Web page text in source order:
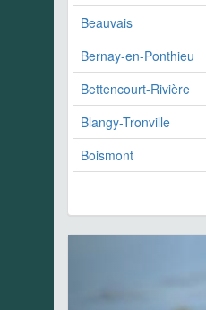
Beauvais
Bernay-en-Ponthieu
Bettencourt-Rivière
Blangy-Tronville
Boismont